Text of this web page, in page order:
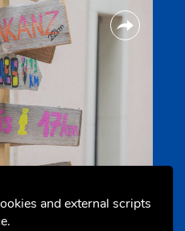
and external scripts